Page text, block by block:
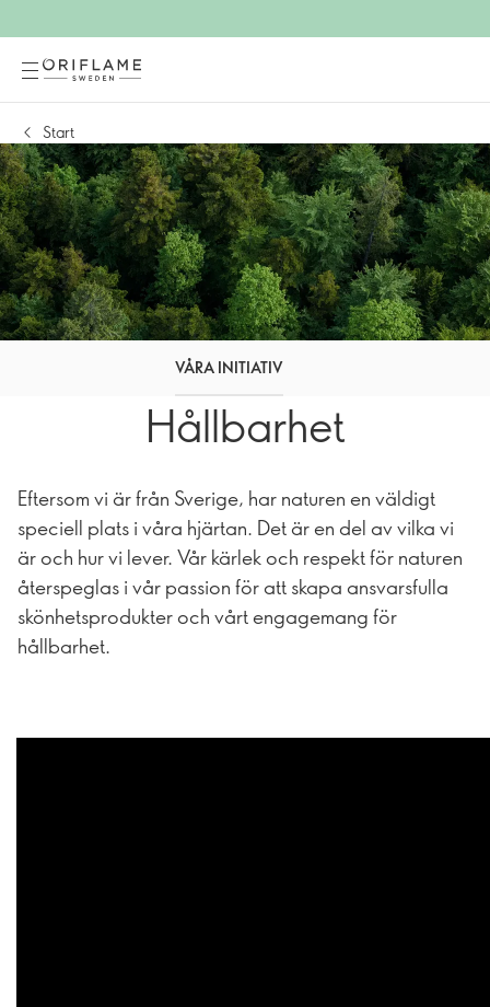
Start
VÅRA INITIATIV
Hållbarhet
Eftersom vi är från Sverige, har naturen en väldigt
speciell plats i våra hjärtan. Det är en del av vilka vi
är och hur vi lever. Vår kärlek och respekt för naturen
återspeglas i vår passion för att skapa ansvarsfulla
skönhetsprodukter och vårt engagemang för
hållbarhet.